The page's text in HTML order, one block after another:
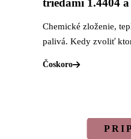
triedami 1.4404 a
Chemické zloženie,
palivá. Kedy zvoliť
Čoskoro